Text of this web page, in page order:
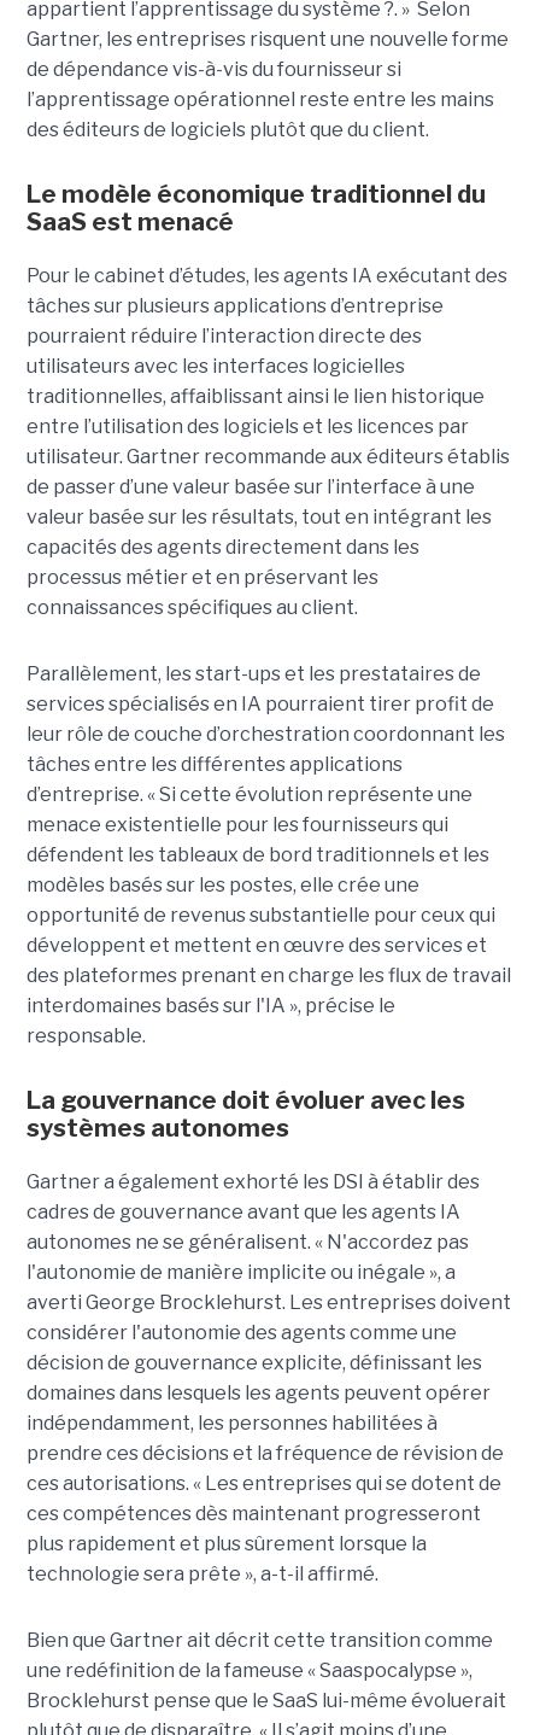
appartient l’apprentissage du système ?. » Selon
Gartner, les entreprises risquent une nouvelle forme
de dépendance vis-à-vis du fournisseur si
l’apprentissage opérationnel reste entre les mains
des éditeurs de logiciels plutôt que du client.
Le modèle économique traditionnel du
SaaS est menacé
Pour le cabinet d’études, les agents IA exécutant des
tâches sur plusieurs applications d’entreprise
pourraient réduire l’interaction directe des
utilisateurs avec les interfaces logicielles
traditionnelles, affaiblissant ainsi le lien historique
entre l’utilisation des logiciels et les licences par
utilisateur. Gartner recommande aux éditeurs établis
de passer d’une valeur basée sur l’interface à une
valeur basée sur les résultats, tout en intégrant les
capacités des agents directement dans les
processus métier et en préservant les
connaissances spécifiques au client.
Parallèlement, les start-ups et les prestataires de
services spécialisés en IA pourraient tirer profit de
leur rôle de couche d’orchestration coordonnant les
tâches entre les différentes applications
d’entreprise. « Si cette évolution représente une
menace existentielle pour les fournisseurs qui
défendent les tableaux de bord traditionnels et les
modèles basés sur les postes, elle crée une
opportunité de revenus substantielle pour ceux qui
développent et mettent en œuvre des services et
des plateformes prenant en charge les flux de travail
interdomaines basés sur l'IA », précise le
responsable.
La gouvernance doit évoluer avec les
systèmes autonomes
Gartner a également exhorté les DSI à établir des
cadres de gouvernance avant que les agents IA
autonomes ne se généralisent. « N'accordez pas
l'autonomie de manière implicite ou inégale », a
averti George Brocklehurst. Les entreprises doivent
considérer l'autonomie des agents comme une
décision de gouvernance explicite, définissant les
domaines dans lesquels les agents peuvent opérer
indépendamment, les personnes habilitées à
prendre ces décisions et la fréquence de révision de
ces autorisations. « Les entreprises qui se dotent de
ces compétences dès maintenant progresseront
plus rapidement et plus sûrement lorsque la
technologie sera prête », a-t-il affirmé.
Bien que Gartner ait décrit cette transition comme
une redéfinition de la fameuse « Saaspocalypse »,
Brocklehurst pense que le SaaS lui-même évoluerait